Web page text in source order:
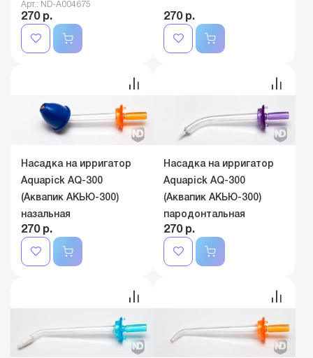
Арт.: ND-A004675
270 р. 270 р.
Насадка на ирригатор
Aquapick AQ-300
(Аквапик АКЬЮ-300)
назальная
270 р.
Насадка на ирригатор
Aquapick AQ-300
(Аквапик АКЬЮ-300)
пародонтальная
270 р.